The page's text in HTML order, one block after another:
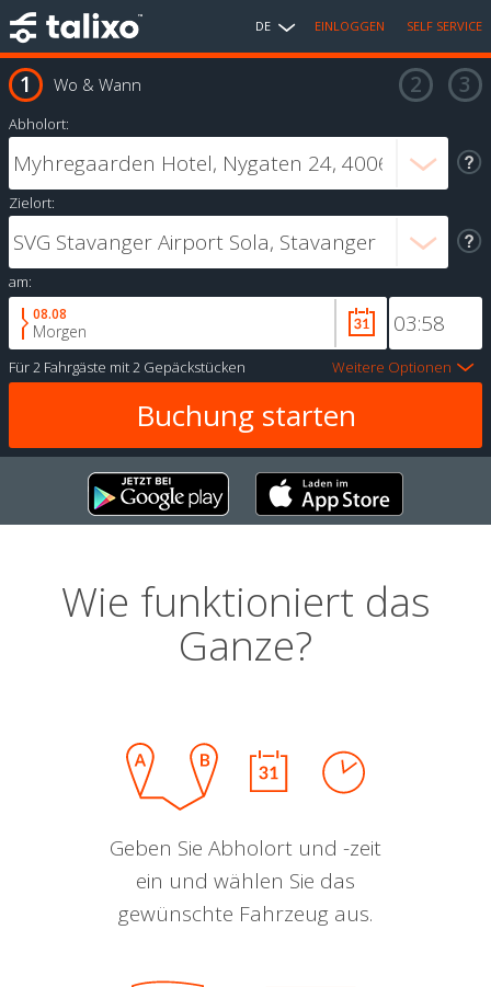
DE EINLOGGEN SELF SERVICE
Wo & Wann
Abholort:
Zielort:
am:
08.08
Morgen
Für2 Fahrgäste mit2 Gepäckstücken Weitere Optionen
Wie funktioniert das
Ganze?
Geben Sie Abholort und -zeit
ein und wählen Sie das
gewünschte Fahrzeug aus.